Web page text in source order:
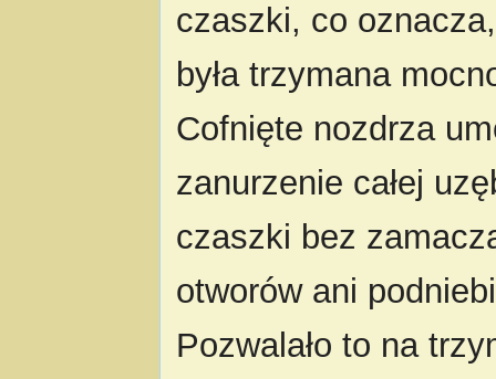
czaszki, co
była trzymana
Cofnięte nozdrza
zanurzenie całej
czaszki bez
otworów ani
Pozwalało to na